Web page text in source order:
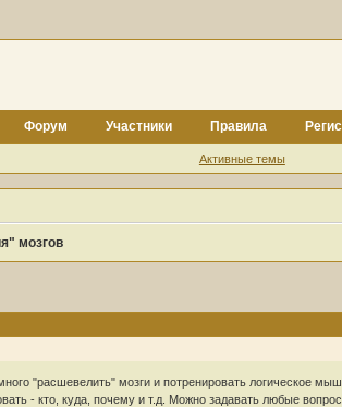
Форум Участники Правила
Активные темы
мозгов
"расшевелить" мозги и потренировать логическое
- кто, куда, почему и т.д. Можно задавать любые